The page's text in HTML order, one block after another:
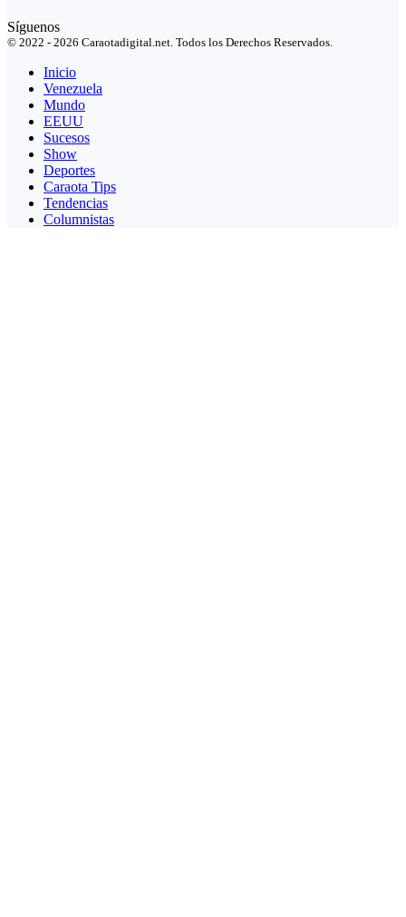
Síguenos
© 2022 - 2026 Caraotadigital.net. Todos los Derechos Reservados.
Inicio
Venezuela
Mundo
EEUU
Sucesos
Show
Deportes
Caraota Tips
Tendencias
Columnistas